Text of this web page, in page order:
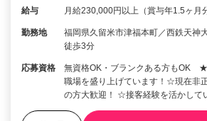
給与 月給230,000円以上（賞与年1.5ヶ月
勤務地
福岡県久留米市津福本町／西鉄天神
徒歩3分
応募資格
無資格OK・ブランクある方もOK
職場を盛り上げています！☆現在非
の方大歓迎！ ☆接客経験を活かして